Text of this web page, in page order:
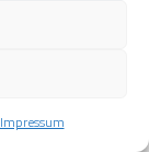
Impressum